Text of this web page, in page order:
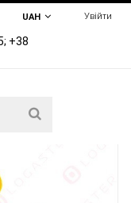
Увійти
UAH
+38